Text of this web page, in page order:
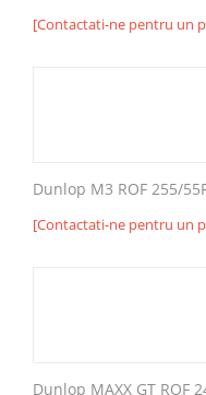
[Contactati-ne pentru un
Dunlop M3 ROF 255/
[Contactati-ne pentru un
Dunlop MAXX GT ROF